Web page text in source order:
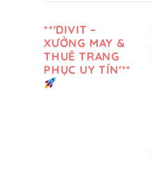
**'DIVIT –
XƯỞNG MAY &
THUÊ TRANG
PHỤC UY TÍN'**